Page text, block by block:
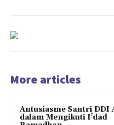
More articles
Antusiasme Santri DDI
dalam Mengikuti I’dad